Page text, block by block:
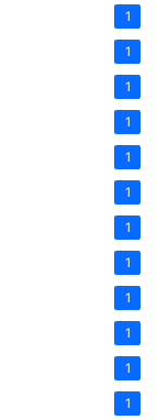
1
1
1
1
1
1
1
1
1
1
1
1